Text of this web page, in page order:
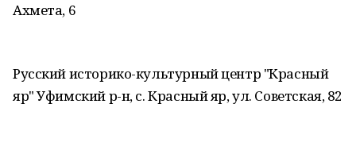
Ахмета, 6
Русский историко-культурный центр "Красный
яр" Уфимский р-н, с. Красный яр, ул. Советская, 82